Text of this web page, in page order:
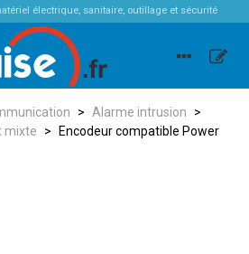
électrique, sanitaire, outillage et sécurité
> Alarme intrusion
>
mixte
>
Encodeur compatible Power